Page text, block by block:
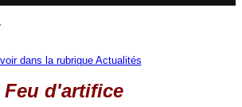
dans la rubrique Actualités
Feu d'artifice